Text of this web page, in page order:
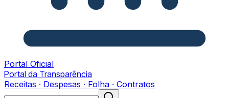
Portal Oficial
Portal da Transparência
Receitas · Despesas · Folha · Contratos